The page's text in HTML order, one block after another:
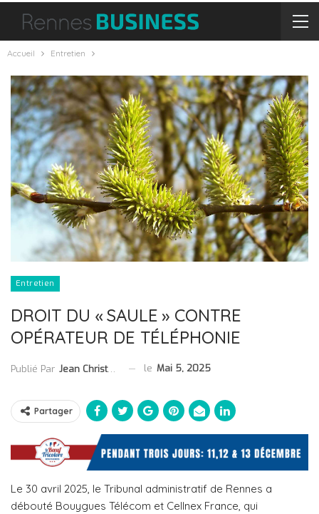
Accueil Entretien
Entretien
DROIT DU « SAULE » CONTRE
OPÉRATEUR DE TÉLÉPHONIE
Publié Par Jean Christophe Collet le Mai 5, 2025
Partager
Le 30 avril 2025, le Tribunal administratif de Rennes a
débouté Bouygues Télécom et Cellnex France, qui